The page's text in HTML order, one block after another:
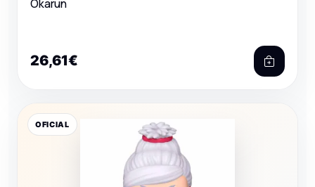
Okarun
26,61€
OFICIAL